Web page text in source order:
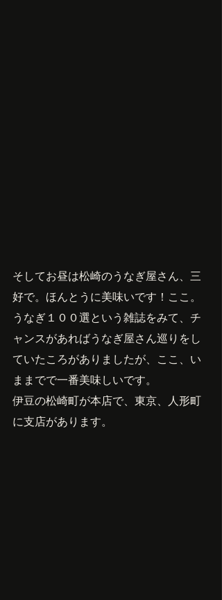
そしてお昼は松崎のうなぎ屋さん、三
好で。ほんとうに美味いです！ここ。
うなぎ１００選という雑誌をみて、チ
ャンスがあればうなぎ屋さん巡りをし
ていたころがありましたが、ここ、い
ままでで一番美味しいです。
伊豆の松崎町が本店で、東京、人形町
に支店があります。